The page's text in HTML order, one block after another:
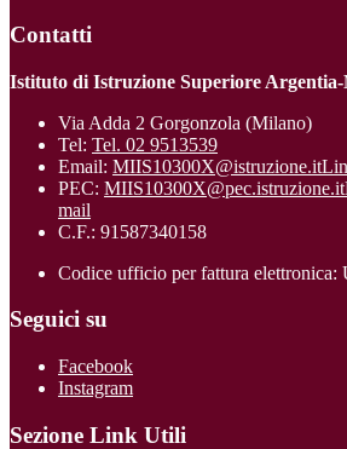
Contatti
Istituto di Istruzione Superiore
Via Adda 2 Gorgonzola (Milano)
Tel: Tel. 02 9513539
Email: MIIS10300X@istruzione.it
PEC: MIIS10300X@pec.istruzione.it
mail
C.F.: 91587340158
Codice ufficio per fattura elettronica:
Seguici su
Facebook
Instagram
Sezione Link Utili